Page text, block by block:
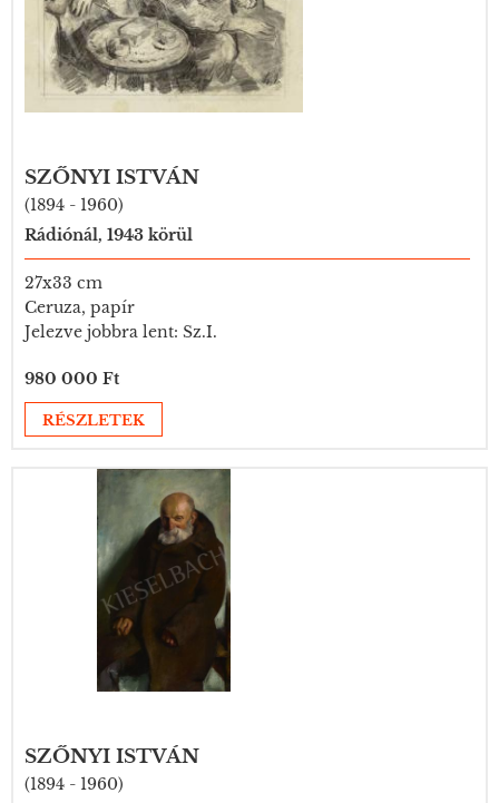
SZŐNYI ISTVÁN
(1894 - 1960)
Rádiónál, 1943 körül
27x33 cm
Ceruza, papír
Jelezve jobbra lent: Sz.I.
980 000 Ft
RÉSZLETEK
SZŐNYI ISTVÁN
(1894 - 1960)